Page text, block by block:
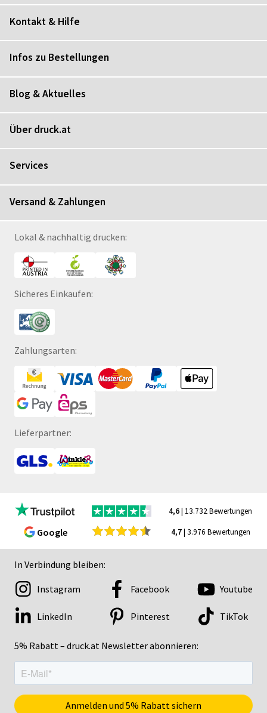
Kontakt & Hilfe
Infos zu Bestellungen
Blog & Aktuelles
Über druck.at
Services
Versand & Zahlungen
Lokal & nachhaltig drucken:
Sicheres Einkaufen:
Zahlungsarten:
Lieferpartner:
4,6| 13.732 Bewertungen
Google 4,7| 3.976 Bewertungen
In Verbindung bleiben:
5% Rabatt – druck.at Newsletter abonnieren:
Instagram Facebook Youtube
LinkedIn Pinterest TikTok